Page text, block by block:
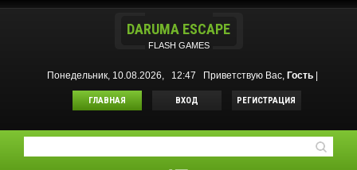
DARUMA ESCAPE
FLASH GAMES
Понедельник, 10.08.2026, 12:47 Приветствую Вас, Гость
ГЛАВНАЯ ВХОД РЕГИСТРАЦИЯ